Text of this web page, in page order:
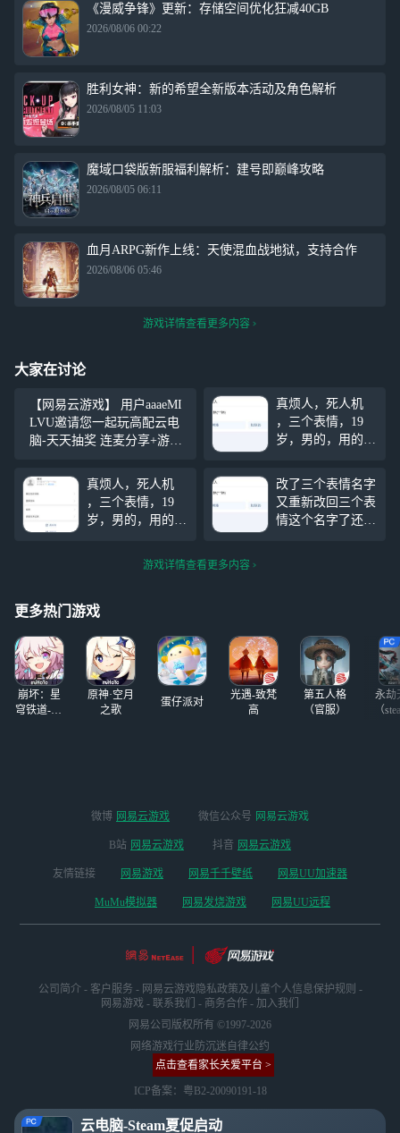
云电脑-Steam夏促启动
《漫威争锋》更新：存储空间优化狂减40GB
2026/08/06 00:22
胜利女神：新的希望全新版本活动及角色解析
2026/08/05 11:03
魔域口袋版新服福利解析：建号即巅峰攻略
2026/08/05 06:11
血月ARPG新作上线：天使混血战地狱，支持合作
2026/08/06 05:46
游戏详情查看更多内容
大家在讨论
【网易云游戏】 用户aaaeMI
LVU邀请您一起玩高配云电
脑-天天抽奖 连麦分享+游戏
戏一起玩吧~ https://cg.163.co
m?page=live&user_id=6
真烦人，死人机
，三个表情，19
岁，男的，用的手
多块钱多块钱，拼
多多上面买的，真
的是笑死了，天天
就知道打游戏，他
真烦人，死人机
，三个表情，19
岁，男的，用的手
多多上面买的，真
就知道打游戏，他
个游戏，天天只会
玩别人的steam账
号，
改了三个表情名字
又重新改回三个表
情这个名字了还真
你的性别还知道，
改回来改成男的，
那真的是笑死了你
还知道
游戏详情查看更多内容
更多热门游戏
崩坏：星
穹铁道-4.4
原神·空月
之歌
蛋仔派对
光遇-致梵
高
第五人格
（官服）
永劫
（
微博 网易云游戏 微信公众号 网易云游戏
B站 网易云游戏 抖音 网易云游戏
友情链接 网易游戏 网易千千壁纸 网易UU加速器
MuMu模拟器 网易发烧游戏 网易UU远程
公司简介 - 客户服务 - 网易云游戏隐私政策及儿童个人信息保护规则 -
网易游戏 - 联系我们 - 商务合作 - 加入我们
网易公司版权所有 ©1997-2026
网络游戏行业防沉迷自律公约
点击查看家长关爱平台 >
ICP备案：粤B2-20090191-18